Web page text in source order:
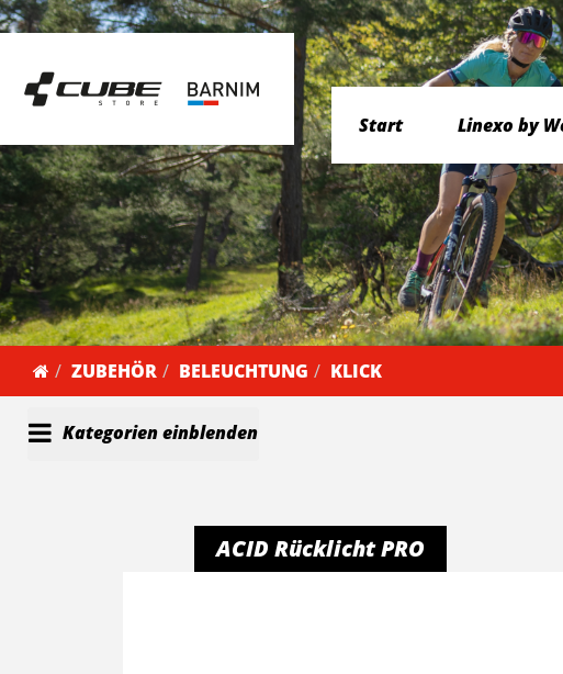
Start Linexo by
ZUBEHÖR BELEUCHTUNG KLICK
Kategorien einblenden
ACID Rücklicht PRO